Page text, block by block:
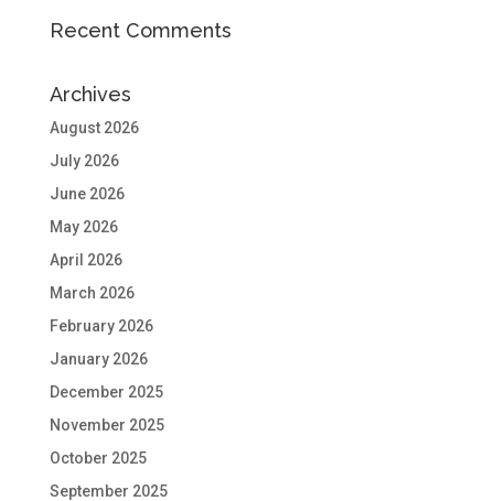
Recent Comments
Archives
August 2026
July 2026
June 2026
May 2026
April 2026
March 2026
February 2026
January 2026
December 2025
November 2025
October 2025
September 2025